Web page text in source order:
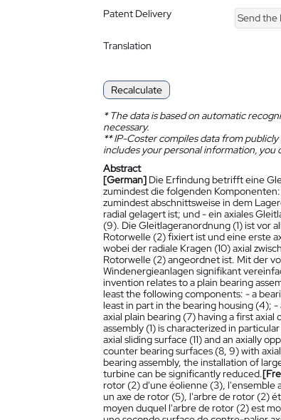
Patent Delivery Send the
Translation
Recalculate
*The data is based on automatic
necessary.
**IP-Coster compiles data from publicly
includes your personal information, you
Abstract
[German] Die Erfindung betrifft eine
zumindest die folgenden
zumindest abschnittsweise in dem
radial gelagert ist; und - ein axiales
(9). Die Gleitlageranordnung (1) ist vor
Rotorwelle (2) fixiert ist und eine erste
wobei der radiale Kragen (10) axial
Rotorwelle (2) angeordnet ist. Mit der
Windenergieanlagen signifikant
invention relates to a plain bearing
least the following components: - a
least in part in the bearing housing (4);
axial plain bearing (7) having a first
assembly (1) is characterized in
axial sliding surface (11) and an axially
counter bearing surfaces (8, 9) with
bearing assembly, the installation of
turbine can be significantly reduced.
rotor (2) d'une éolienne (3), l'ensemble
un axe de rotor (5), l'arbre de rotor (2)
moyen duquel l'arbre de rotor (2) est